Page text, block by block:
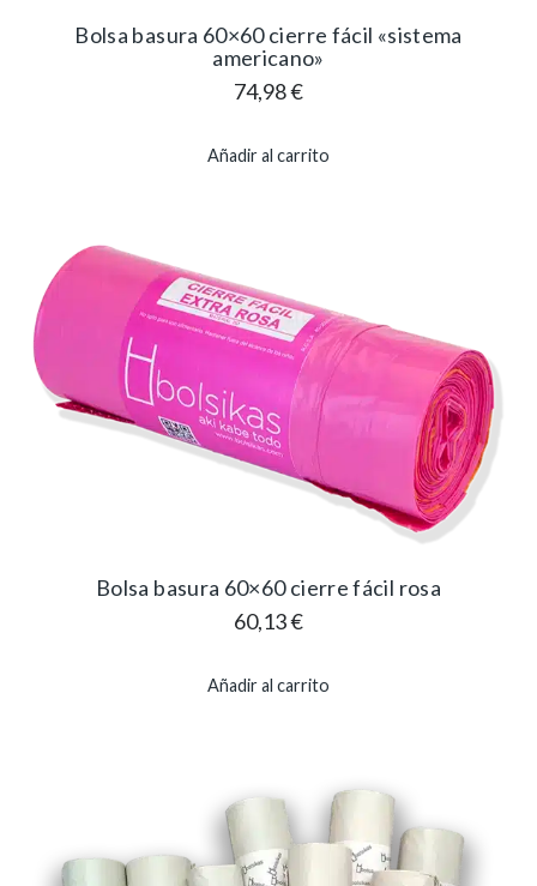
Bolsa basura 60×60 cierre fácil «sistema
americano»
74,98€
Añadir al carrito
Bolsa basura 60×60 cierre fácil rosa
60,13€
Añadir al carrito